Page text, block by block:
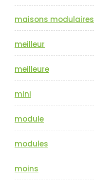
maisons modulaires
meilleur
meilleure
mini
module
modules
moins